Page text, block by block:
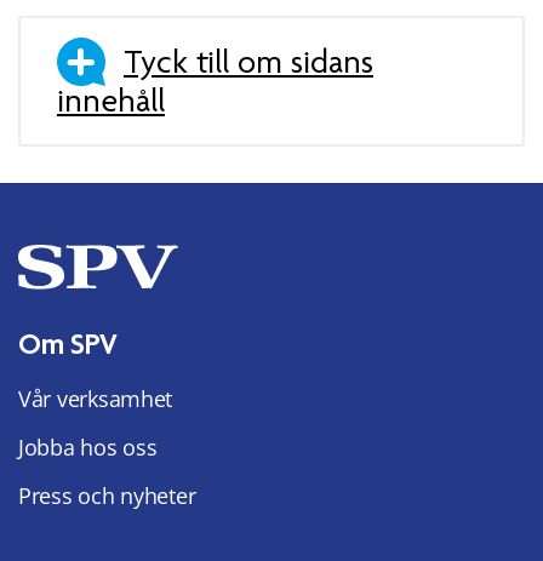
Tyck till om sidans
innehåll
Om SPV
Vår verksamhet
Jobba hos oss
Press och nyheter